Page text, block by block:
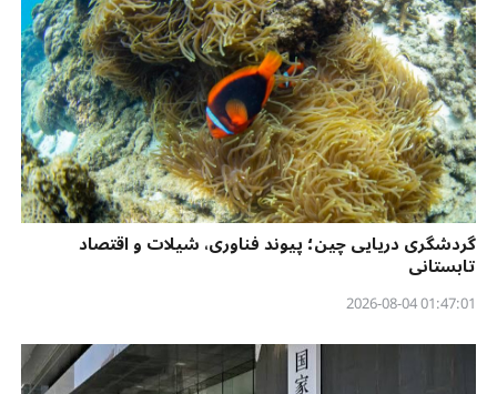
گردشگری دریایی چین؛ پیوند فناوری، شیلات و اقتصاد
تابستانی
01:47:01 2026-08-04